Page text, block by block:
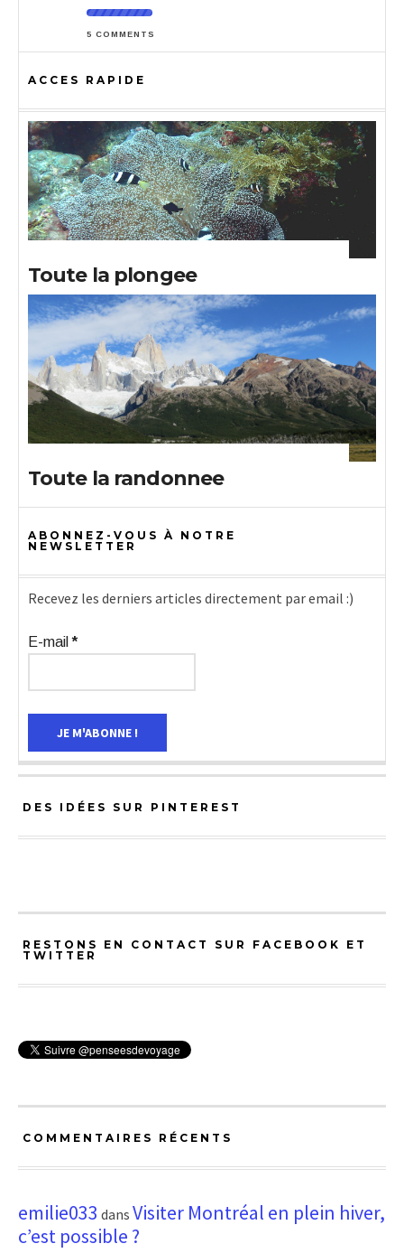
5 COMMENTS
ACCES RAPIDE
Toute la plongee
Toute la randonnee
ABONNEZ-VOUS À NOTRE
NEWSLETTER
Recevez les derniers articles directement par email :)
E-mail*
DES IDÉES SUR PINTEREST
RESTONS EN CONTACT SUR FACEBOOK ET
TWITTER
COMMENTAIRES RÉCENTS
emilie033 dans Visiter Montréal en plein hiver,
c’est possible ?